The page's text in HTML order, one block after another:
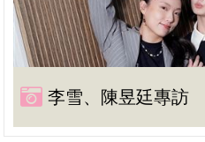
李雪、陳昱廷專訪